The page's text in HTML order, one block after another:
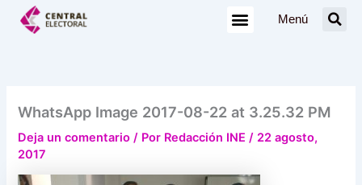
Menú
WhatsApp Image 2017-08-22 at 3.25.32 PM
Deja un comentario / Por Redacción INE/ 22 agosto,
2017